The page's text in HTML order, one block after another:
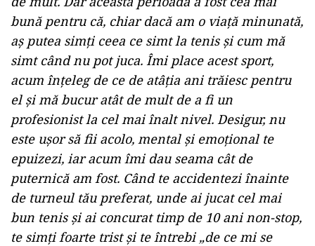
bună pentru că, chiar dacă am o viață minunată,
aș putea simți ceea ce simt la tenis și cum mă
simt când nu pot juca. Îmi place acest sport,
acum înțeleg de ce de atâția ani trăiesc pentru
el și mă bucur atât de mult de a fi un
profesionist la cel mai înalt nivel. Desigur, nu
este ușor să fii acolo, mental și emoțional te
epuizezi, iar acum îmi dau seama cât de
puternică am fost. Când te accidentezi înainte
de turneul tău preferat, unde ai jucat cel mai
bun tenis și ai concurat timp de 10 ani non-stop,
te simți foarte trist și te întrebi „de ce mi se